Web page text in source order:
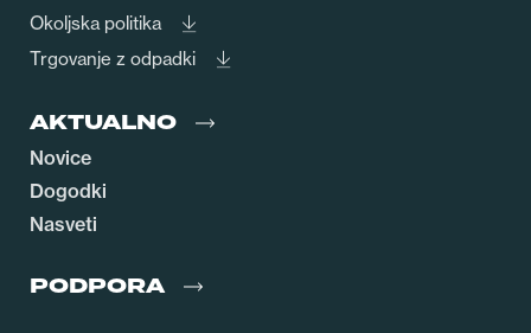
Okoljska politika
Trgovanje z odpadki
AKTUALNO
Novice
Dogodki
Nasveti
PODPORA